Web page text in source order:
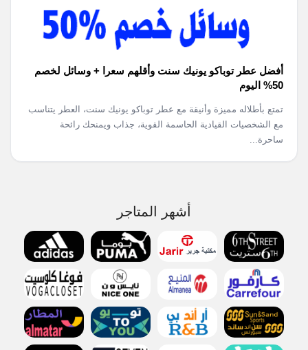
أفضل عطر توباكو يونيك سنت وأقلهم سعرا + وسائل لخصم
50% اليوم
تمتع بأطلاله مميزة وأنيقة مع عطر توباكو يونيك سنت، العطر يتناسب
مع الشخصيات القيادية الحاسمة القوية، جذاب ويمنحك رائحة
ساحرة...
أشهر المتاجر